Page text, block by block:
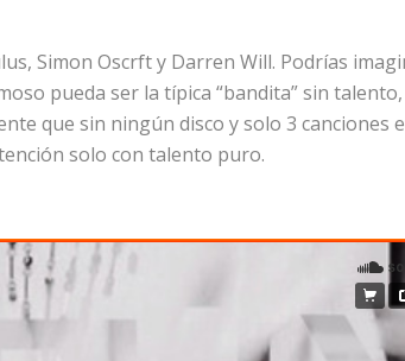
Simon Oscrft y Darren Will. Podrías
pueda ser la típica “bandita” sin
que sin ningún disco y solo 3 canciones
solo con talento puro.